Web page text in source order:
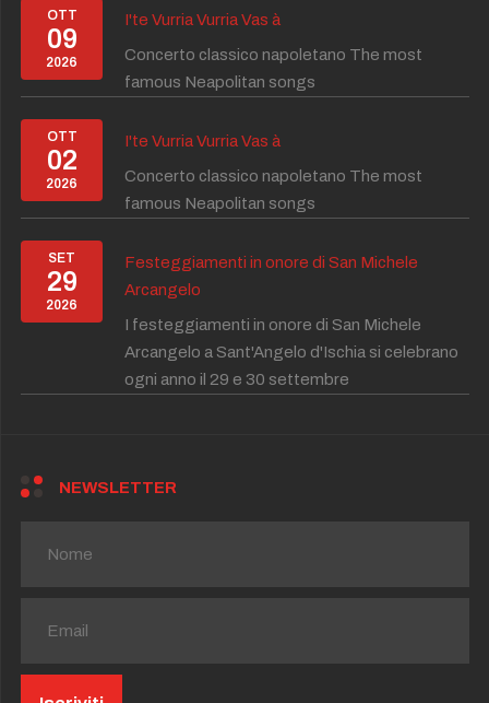
OTT
09
2026
I'te Vurria Vurria Vas à
Concerto classico napoletano The most
famous Neapolitan songs
OTT
02
2026
I'te Vurria Vurria Vas à
Concerto classico napoletano The most
famous Neapolitan songs
SET
29
2026
Festeggiamenti in onore di San Michele
Arcangelo
I festeggiamenti in onore di San Michele
Arcangelo a Sant'Angelo d'Ischia si celebrano
ogni anno il 29 e 30 settembre
NEWSLETTER